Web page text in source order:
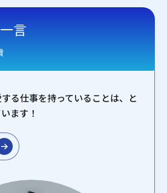
言
る仕事を持っていることは、と
ます！